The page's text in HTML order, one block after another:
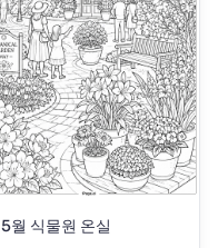
5월 식물원 온실